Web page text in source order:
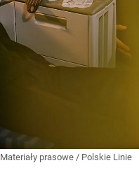
Materiały prasowe / Polskie Linie